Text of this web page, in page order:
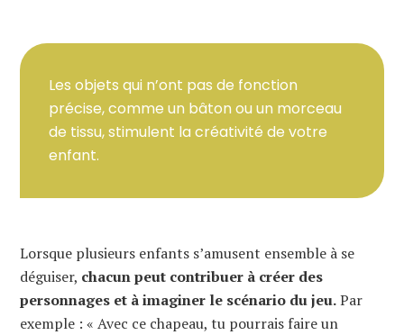
Les objets qui n’ont pas de fonction
précise, comme un bâton ou un morceau
de tissu, stimulent la créativité de votre
enfant.
Lorsque plusieurs enfants s’amusent ensemble à se
déguiser, chacun peut contribuer à créer des
personnages et à imaginer le scénario du jeu.Par
exemple : « Avec ce chapeau, tu pourrais faire un